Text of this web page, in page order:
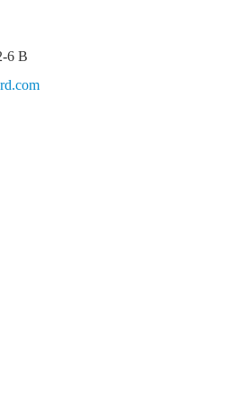
6 B